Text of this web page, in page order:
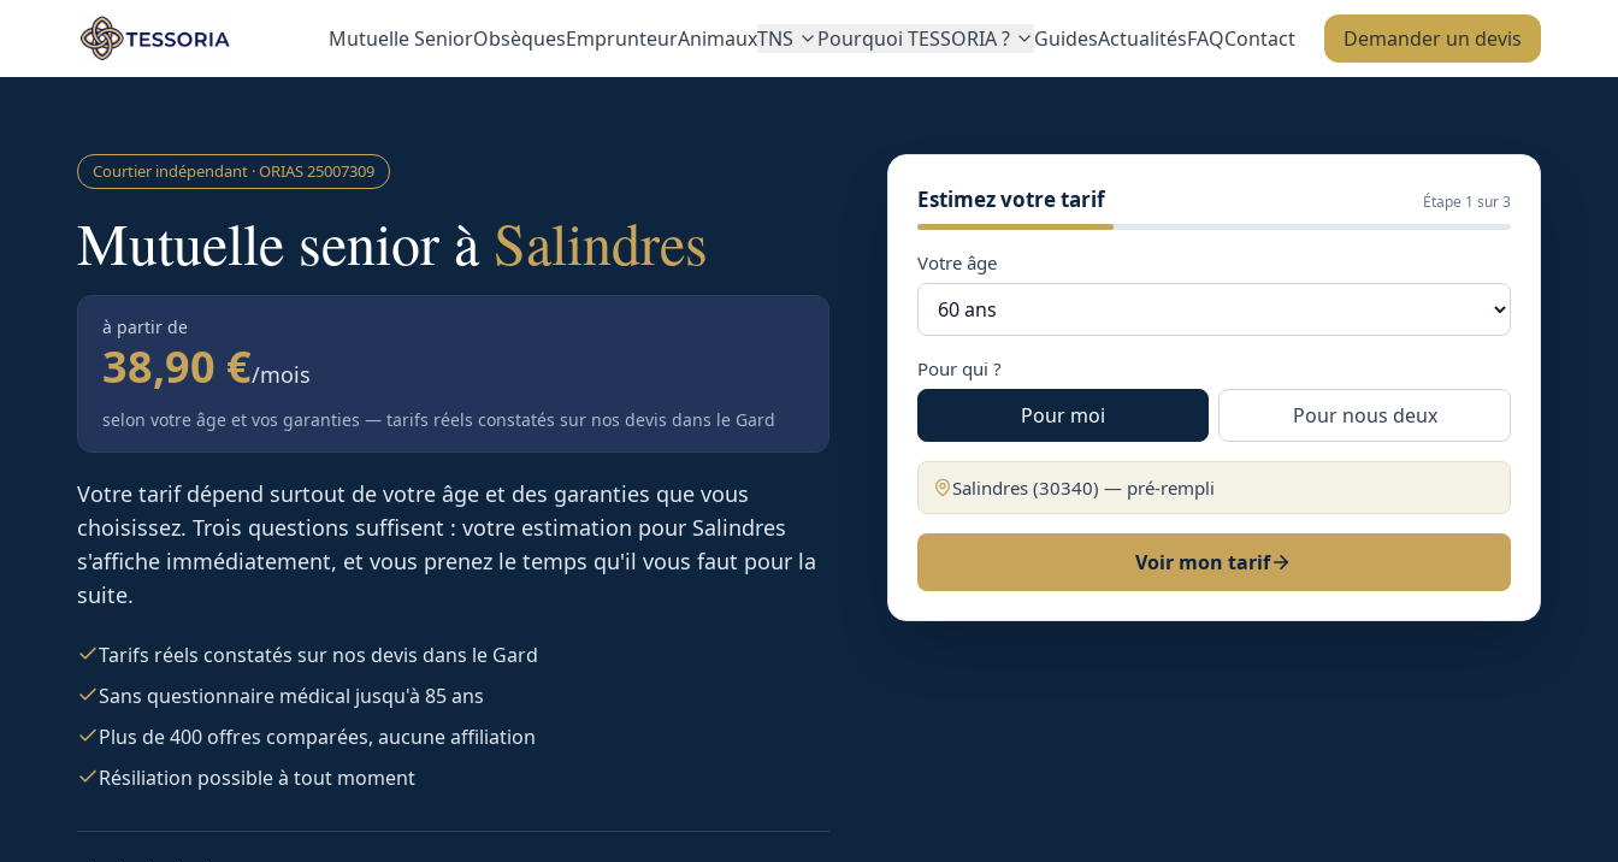
Aller au contenu principal
Mutuelle SeniorObsèquesEmprunteurAnimauxTNS Pourquoi TESSORIA ? GuidesActualitésFAQContact Demander un devis
Courtier indépendant · ORIAS25007309
Mutuelle senior à Salindres
à partir de
38,90 €/mois
selon votre âge et vos garanties — tarifs réels constatés sur nos devis dans le Gard
Votre tarif dépend surtout de votre âge et des garanties que vous
choisissez. Trois questions suffisent : votre estimation pour Salindres
s'affiche immédiatement, et vous prenez le temps qu'il vous faut pour la
suite.
Tarifs réels constatés sur nos devis dans le Gard
Sans questionnaire médical jusqu'à 85 ans
Plus de 400 offres comparées, aucune affiliation
Résiliation possible à tout moment
Estimez votre tarif Étape 1 sur 3
Votre âge
Pour qui ?
Pour moi Pour nous deux
Salindres(30340) — pré-rempli
Voir mon tarif